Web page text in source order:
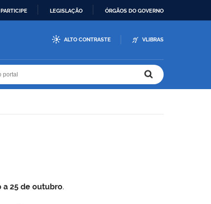
PARTICIPE LEGISLAÇÃO ÓRGÃOS DO GOVERNO
ALTO CONTRASTE VLIBRAS
a 25 de outubro.